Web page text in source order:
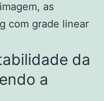
as
com grade linear
da
a